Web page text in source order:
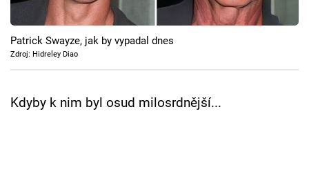
Cool Esport
Pořady
Patrick Swayze, jak by vypadal dnes
Zdroj: Hidreley Diao
Kdyby k nim byl osud milosrdnější...